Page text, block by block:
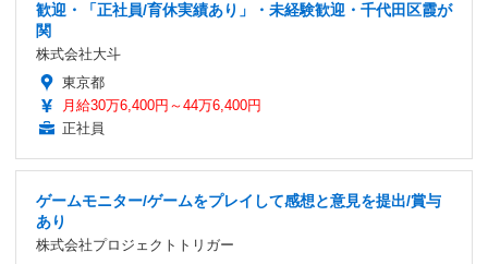
歓迎・「正社員/育休実績あり」・未経験歓迎・千代田区霞が
関
株式会社大斗
東京都
月給30万6,400円～44万6,400円
正社員
ゲームモニター/ゲームをプレイして感想と意見を提出/賞与
あり
株式会社プロジェクトトリガー